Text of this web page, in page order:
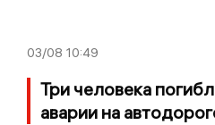
03/08 10:49
Три человека
аварии на